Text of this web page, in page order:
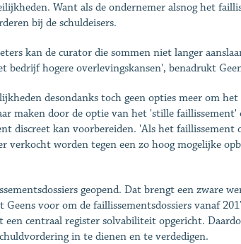
Want als de ondernemer alsnog het
bij de schuldeisers.
kan de curator die sommen niet langer
bedrijf hogere overlevingskansen', benadrukt
desondanks toch geen opties meer om
maken door de optie van het 'stille
discreet kan voorbereiden. 'Als het
verkocht worden tegen een zo hoog mogelijke
geopend. Dat brengt een zware
voor om de faillissementsdossiers vanaf
centraal register solvabiliteit opgericht.
in te dienen en te verdedigen.